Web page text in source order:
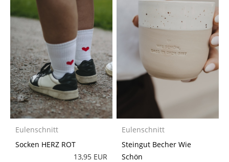
Eulenschnitt
Socken HERZ ROT
13,95 EUR
Eulenschnitt
Steingut Becher Wie
Schön